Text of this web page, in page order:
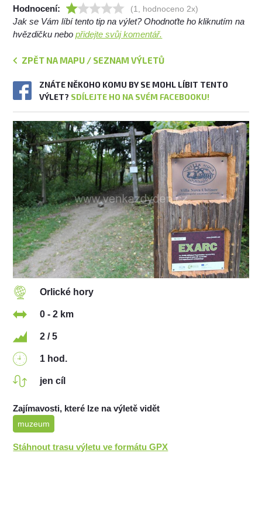
Hodnocení: (1, hodnoceno 2x)
Jak se Vám líbí tento tip na výlet? Ohodnoťte ho kliknutím na
hvězdičku nebopřidejte svůj komentář.
ZPĚT NA MAPU / SEZNAM VÝLETŮ
ZNÁTE NĚKOHO KOMU BY SE MOHL LÍBIT TENTO
VÝLET? SDÍLEJTE HO NA SVÉM FACEBOOKU!
Orlické hory
0 - 2 km
2 / 5
1 hod.
jen cíl
Zajímavosti, které lze na výletě vidět
muzeum
Stáhnout trasu výletu ve formátu GPX